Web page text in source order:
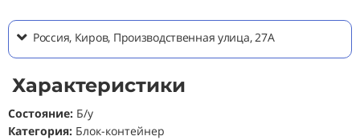
Россия, Киров, Производственная улица, 27А
Характеристики
Состояние: Б/у
Категория: Блок-контейнер